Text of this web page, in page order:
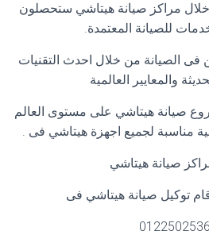
مراكز صيانة هيتاشي ستحصلون
للصيانة المعتمدة.
الصيانة من خلال احدث التقنيات
والمعايير العالمية
صيانة هيتاشي على مستوى العالم
مناسبة لجميع اجهزة هيتاشي فى .
صيانة هيتاشي
توكيل صيانة هيتاشي فى